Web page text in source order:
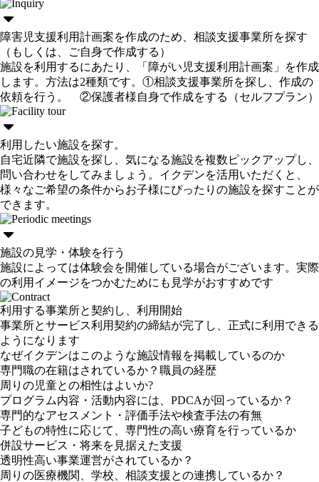
障害児支援利用計画案を作成のため、相談支援事業所を探す
（もしくは、ご自身で作成する）
施設を利用するにあたり、「障がい児支援利用計画案」を作成
します。方法は2種類です。①相談支援事業所を探し、作成の
依頼を行う。 ②保護者様自身で作成をする（セルフプラン）
利用したい施設を探す。
自宅近隣で施設を探し、気になる施設を複数ピックアップし、
問い合わせをしてみましょう。イクデンを活用いただくと、
様々なご希望の条件からお子様にぴったりの施設を探すことが
できます。
施設の見学・体験を行う
施設によっては体験会を開催している場合がございます。実際
の利用イメージをつかむためにも見学がおすすめです
利用する事業所と契約し、利用開始
事業所とサービス利用契約の締結が完了し、正式に利用できる
ようになります
なぜイクデンはこのような施設情報を掲載しているのか
専門職の在籍はされているか？職員の経歴
周りの児童との相性はよいか?
プログラム内容・活動内容には、PDCAが回っているか？
専門的なアセスメント・評価手法や検査手法の有無
子どもの特性に応じて、専門性の高い療育を行っているか
併設サービス・将来を見据えた支援
透明性高い事業運営がされているか？
周りの医療機関、学校、相談支援との連携しているか？